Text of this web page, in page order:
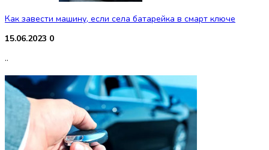
Как завести машину, если села батарейка в смарт ключе
15.06.2023 0
..